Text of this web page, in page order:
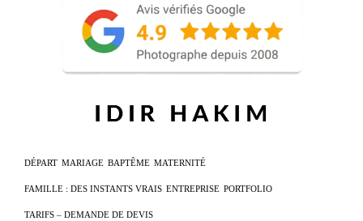
DÉPART MARIAGE BAPTÊME MATERNITÉ
FAMILLE : DES INSTANTS VRAIS ENTREPRISE PORTFOLIO
TARIFS – DEMANDE DE DEVIS